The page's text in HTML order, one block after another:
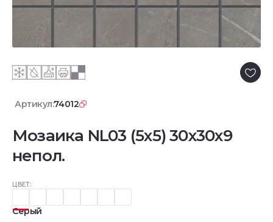
Артикул:74012
Мозаика NL03 (5х5) 30x30x9
непол.
ЦВЕТ:
Серый